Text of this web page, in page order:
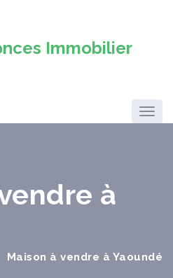
à
Maison à vendre à Yaoundé